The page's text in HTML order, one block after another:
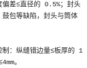
偏差≤直径的 0.5%；封头
包等缺陷，封头与筒体
制：纵缝错边量≤板厚的 1
。